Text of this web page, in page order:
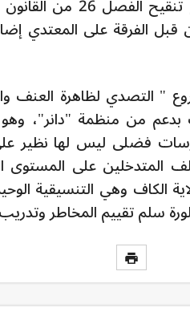
الفرقة على المعتدي
" التصدي لظاهرة العنف
بدعم من منظمة "دانر"،
فضلى ليس لها نظير
المتدخلين على المستوى
الكاف وهي التنسيقية
سلم تقييم المخاطر